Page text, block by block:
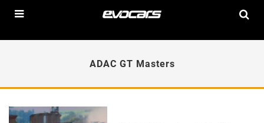
ADAC GT Masters